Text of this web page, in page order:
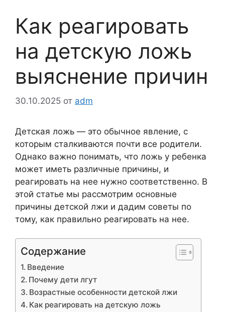
Как реагировать
на детскую ложь
выяснение причин
30.10.2025 от adm
Детская ложь — это обычное явление, с
которым сталкиваются почти все родители.
Однако важно понимать, что ложь у ребенка
может иметь различные причины, и
реагировать на нее нужно соответственно. В
этой статье мы рассмотрим основные
причины детской лжи и дадим советы по
тому, как правильно реагировать на нее.
Содержание
Введение
Почему дети лгут
Возрастные особенности детской лжи
Как реагировать на детскую ложь